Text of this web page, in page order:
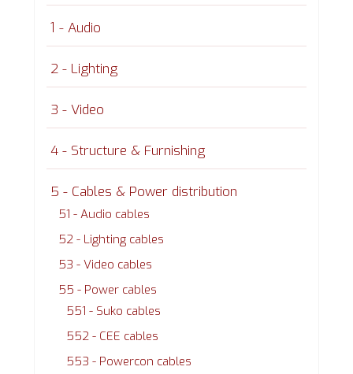
1 - Audio
2 - Lighting
3 - Video
4 - Structure & Furnishing
5 - Cables & Power distribution
51 - Audio cables
52 - Lighting cables
53 - Video cables
55 - Power cables
551 - Suko cables
552 - CEE cables
553 - Powercon cables